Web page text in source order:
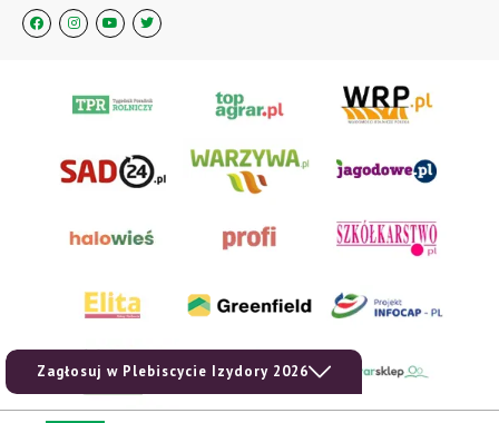
Zagłosuj w Plebiscycie Izydory 2026